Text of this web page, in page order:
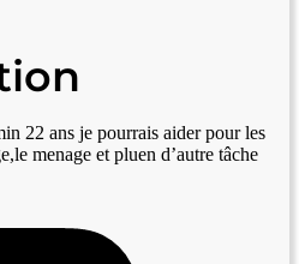
22 ans je pourrais aider pour les
menage et pluen d’autre tâche